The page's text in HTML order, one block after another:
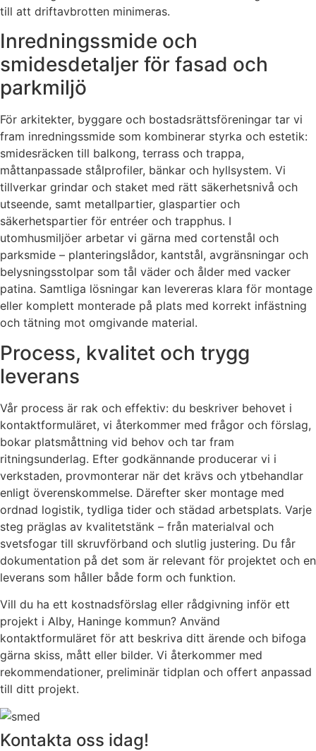
till att driftavbrotten minimeras.
Inredningssmide och
smidesdetaljer för fasad och
parkmiljö
För arkitekter, byggare och bostadsrättsföreningar tar vi
fram inredningssmide som kombinerar styrka och estetik:
smidesräcken till balkong, terrass och trappa,
måttanpassade stålprofiler, bänkar och hyllsystem. Vi
tillverkar grindar och staket med rätt säkerhetsnivå och
utseende, samt metallpartier, glaspartier och
säkerhetspartier för entréer och trapphus. I
utomhusmiljöer arbetar vi gärna med cortenstål och
parksmide – planteringslådor, kantstål, avgränsningar och
belysningsstolpar som tål väder och ålder med vacker
patina. Samtliga lösningar kan levereras klara för montage
eller komplett monterade på plats med korrekt infästning
och tätning mot omgivande material.
Process, kvalitet och trygg
leverans
Vår process är rak och effektiv: du beskriver behovet i
kontaktformuläret, vi återkommer med frågor och förslag,
bokar platsmåttning vid behov och tar fram
ritningsunderlag. Efter godkännande producerar vi i
verkstaden, provmonterar när det krävs och ytbehandlar
enligt överenskommelse. Därefter sker montage med
ordnad logistik, tydliga tider och städad arbetsplats. Varje
steg präglas av kvalitetstänk – från materialval och
svetsfogar till skruvförband och slutlig justering. Du får
dokumentation på det som är relevant för projektet och en
leverans som håller både form och funktion.
Vill du ha ett kostnadsförslag eller rådgivning inför ett
projekt i Alby, Haninge kommun? Använd
kontaktformuläret för att beskriva ditt ärende och bifoga
gärna skiss, mått eller bilder. Vi återkommer med
rekommendationer, preliminär tidplan och offert anpassad
till ditt projekt.
Kontakta oss idag!